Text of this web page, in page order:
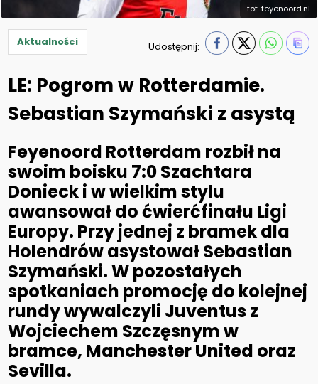
fot. feyenoord.nl
Aktualności Udostępnij:
LE: Pogrom w Rotterdamie.
Sebastian Szymański z asystą
Feyenoord Rotterdam rozbił na
swoim boisku 7:0 Szachtara
Donieck i w wielkim stylu
awansował do ćwierćfinału Ligi
Europy. Przy jednej z bramek dla
Holendrów asystował Sebastian
Szymański. W pozostałych
spotkaniach promocję do kolejnej
rundy wywalczyli Juventus z
Wojciechem Szczęsnym w
bramce, Manchester United oraz
Sevilla.